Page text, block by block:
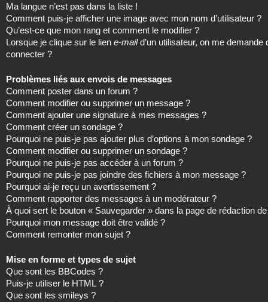
Ma langue n’est pas dans la liste !
Comment puis-je afficher une image avec mon nom d’utilisateur ?
Qu’est-ce que mon rang et comment le modifier ?
Lorsque je clique sur le lien e-maild’un utilisateur, on me demande
connecter ?
Problèmes liés aux envois de messages
Comment poster dans un forum ?
Comment modifier ou supprimer un message ?
Comment ajouter une signature à mes messages ?
Comment créer un sondage ?
Pourquoi ne puis-je pas ajouter plus d’options à mon sondage ?
Comment modifier ou supprimer un sondage ?
Pourquoi ne puis-je pas accéder à un forum ?
Pourquoi ne puis-je pas joindre des fichiers à mon message ?
Pourquoi ai-je reçu un avertissement ?
Comment rapporter des messages à un modérateur ?
À quoi sert le bouton « Sauvegarder » dans la page de rédaction
Pourquoi mon message doit être validé ?
Comment remonter mon sujet ?
Mise en forme et types de sujet
Que sont les BBCodes ?
Puis-je utiliser le HTML ?
Que sont les smileys ?